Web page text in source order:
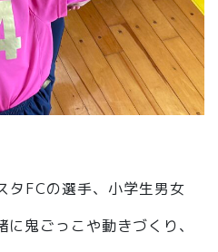
タFCの選手、小学生男女
鬼ごっこや動きづくり、